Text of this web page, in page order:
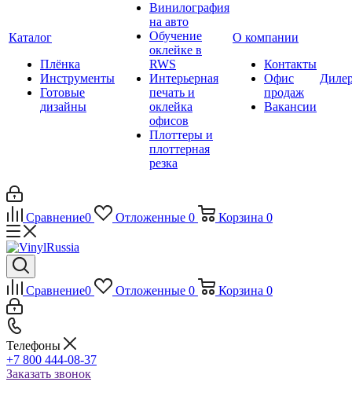
Каталог
Плёнка
Инструменты
Готовые
дизайны
Винилография
на авто
Обучение
оклейке в
RWS
Интерьерная
печать и
оклейка
офисов
Плоттеры и
плоттерная
резка
О компании
Контакты
Офис
продаж
Вакансии
Сравнение0 Отложенные 0 Корзина 0
Сравнение0 Отложенные 0 Корзина 0
Телефоны
+7 800 444-08-37
Заказать звонок